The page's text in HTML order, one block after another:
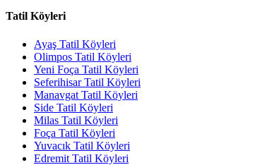
Tatil Köyleri
Ayaş Tatil Köyleri
Olimpos Tatil Köyleri
Yeni Foça Tatil Köyleri
Seferihisar Tatil Köyleri
Manavgat Tatil Köyleri
Side Tatil Köyleri
Milas Tatil Köyleri
Foça Tatil Köyleri
Yuvacık Tatil Köyleri
Edremit Tatil Köyleri